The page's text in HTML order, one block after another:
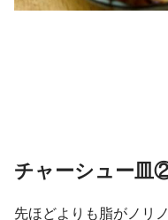
チャーシュー皿
先ほどよりも脂がノリ